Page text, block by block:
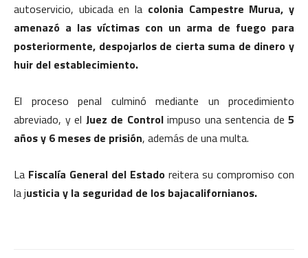
autoservicio, ubicada en la colonia Campestre Murua, y
amenazó a las víctimas con un arma de fuego para
posteriormente, despojarlos de cierta suma de dinero y
huir del establecimiento.
El proceso penal culminó mediante un procedimiento
abreviado, y el Juez de Controlimpuso una sentencia de 5
años y 6 meses de prisión, además de una multa.
La Fiscalía General del Estado reitera su compromiso con
la justicia y la seguridad de los bajacalifornianos.